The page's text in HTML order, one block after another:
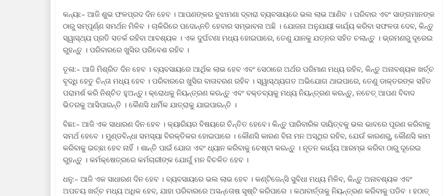
କନ୍ୟା:– ଆଜି ଶୁଭ ଫଳପ୍ରଦ ଦିନ ହେବ । ଆପଣଙ୍କର ବୁଝାମଣା ଦ୍ବାରା ବ୍ୟବସାୟରେ ଭଲ ଲାଭ ଆଣିବ । ପରିବାର ଏବଂ ସାଙ୍ଗମାନଙ୍କ
ଠାରୁ ସମ୍ପୂର୍ଣ୍ଣ ସମର୍ଥନ ମିଳିବ । ଚାକିରିରେ ପଦୋନ୍ନତି ହେବାର ସମ୍ଭାବନା ଅଛି । ଯୋଜନା ଅନୁଯାୟୀ କାର୍ଯ୍ୟ କରିବା ସଫଳତା ଦେବ, କିନ୍ତୁ
ସ୍ୱାସ୍ଥ୍ୟ ପ୍ରତି ସତର୍କ ରହିବା ଆବଶ୍ୟକ । ଏକ ଦୁର୍ଘଟଣା ମଧ୍ୟ ହୋଇପାରେ, ତେଣୁ ଯାନକୁ ଯତ୍ନର ସହିତ ଚଲାନ୍ତୁ । ଭ୍ରମଣରୁ ଦୂରେଇ
ରୁହନ୍ତୁ । ପରିବାରରେ ଖୁସିର ପରିବେଶ ରହିବ ।
ତୂଳା:– ଆଜି ମିଶ୍ରିତ ଦିନ ହେବ । ବ୍ୟବସାୟରେ ଆର୍ଥିକ ଲାଭ ହେବ ଏବଂ ସେଠାରେ ଅର୍ଥର ପରିମାଣ ମଧ୍ୟ ରହିବ, କିନ୍ତୁ ଅନାବଶ୍ୟକ ଖର୍ଚ୍ଚ
ବୃଦ୍ଧି ହେତୁ ଚିନ୍ତା ମଧ୍ୟ ହେବ । ପରିବାରରେ ଖୁସିର ବାତାବରଣ ରହିବ । ସ୍ୱାସ୍ଥ୍ୟଗତ ଅଭିଯୋଗ ଥାଇପାରେ, ତେଣୁ ଡାକ୍ତରଙ୍କ ସହିତ
ପରାମର୍ଶ କରି ନିଶ୍ଚିତ ହୁଅନ୍ତୁ। କ୍ରୋଧକୁ ନିୟନ୍ତ୍ରଣ କରନ୍ତୁ ଏବଂ ବକ୍ତବ୍ୟକୁ ମଧ୍ୟ ନିୟନ୍ତ୍ରଣ କରନ୍ତୁ, ନଚେତ୍ ଆପଣ ବିବାଦ
ଭିତରକୁ ଆସିପାରନ୍ତି । କୈଣସି ଧାର୍ମିକ ଯାତ୍ରାକୁ ଯାଇପାରନ୍ତି ।
ବିଛା:– ଆଜି ଏକ ସାଧାରଣ ଦିନ ହେବ । କ୍ୟାରିୟର ବିଷୟରେ ଚିନ୍ତିତ ହେବେ। କିନ୍ତୁ ପାରିବାରିକ ଦାୟିତ୍ବକୁ ଭଲ ଭାବରେ ପୂରଣ କରିବାକୁ
ସମର୍ଥ ହେବେ । ମୁଣ୍ଡବିନ୍ଧା ସମସ୍ୟା ବିରକ୍ତିକର ହୋଇପାରେ । କୌଣସି କାରଣ ବିନା ମନ ଅସ୍ଥିର ରହିବ, ଯେଉଁ କାରଣରୁ, କୌଣସି କାମ
କରିବାକୁ ଇଚ୍ଛା ହେବ ନାହିଁ । ଶାନ୍ତି ପାଇଁ ଯୋଗ ଏବଂ ଧ୍ୟାନ କରିବାକୁ ଚେଷ୍ଟା କରନ୍ତୁ । ନୂତନ କାର୍ଯ୍ୟ ଆରମ୍ଭ କରିବା ଠାରୁ ଦୂରେଇ
ରୁହନ୍ତୁ । କର୍ମକ୍ଷେତ୍ରରେ କର୍ମଚାରୀଙ୍କ ଯୋଗୁଁ ମନ ବିଚଳିତ ହେବ ।
ଧନୁ:– ଆଜି ଏକ ସାଧାରଣ ଦିନ ହେବ । ବ୍ୟବସାୟରେ ଭଲ ଲାଭ ହେବ । କଣ୍ଟିଜେନ୍ସି ସୁବିଧା ମଧ୍ୟ ମିଳିବ, କିନ୍ତୁ ଅନାବଶ୍ୟକ ଏବଂ
ଅପଚୟ ଖର୍ଚ୍ଚ ମଧ୍ୟ ଅଧିକ ହେବ, ଯାହା ପରିବାରରେ ଅସନ୍ତୋଷ ସୃଷ୍ଟି କରିପାରେ । କଥାବାର୍ତ୍ତାକୁ ନିୟନ୍ତ୍ରଣ କରିବାକୁ ପଡିବ । ହଠାତ୍